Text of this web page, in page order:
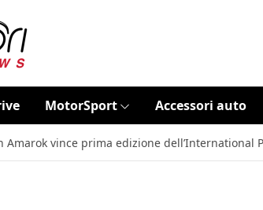
MotorSport Accessori auto
Amarok vince prima edizione dell’International